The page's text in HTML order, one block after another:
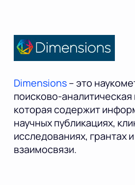
Dimensions– это
поисково-
которая содержит
научных публикациях,
исследованиях, грантах
взаимосвязи.